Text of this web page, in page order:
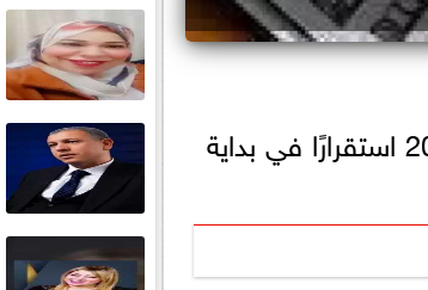
شهد سعر الدولار مقابل الجنيه المصري اليوم الأربعاء 12 مارس 2025 استقرارًا في بداية
لتكريم...